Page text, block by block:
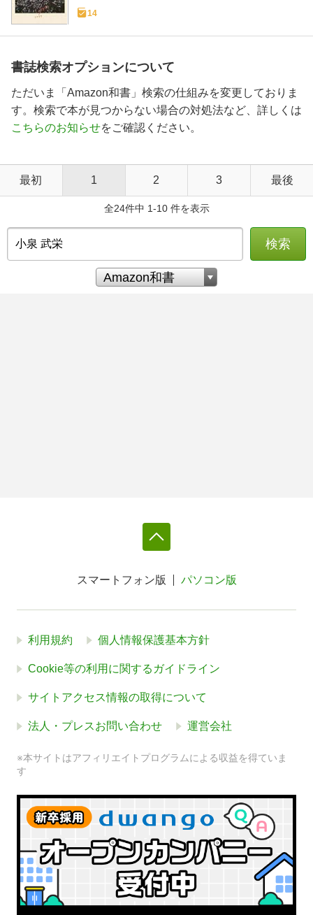
14
書誌検索オプションについて
ただいま「Amazon和書」検索の仕組みを変更しておりま
す。検索で本が見つからない場合の対処法など、詳しくは
こちらのお知らせをご確認ください。
最初 1 2 3 最後
全24件中 1-10 件を表示
検索
スマートフォン版 パソコン版
利用規約 個人情報保護基本方針
Cookie等の利用に関するガイドライン
サイトアクセス情報の取得について
法人・プレスお問い合わせ 運営会社
※本サイトはアフィリエイトプログラムによる収益を得ていま
す